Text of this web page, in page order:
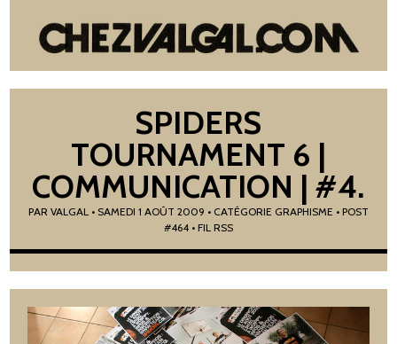
SPIDERS
TOURNAMENT 6 |
COMMUNICATION | #4.
PAR VALGAL• SAMEDI 1 AOÛT 2009 • CATÉGORIE GRAPHISME • POST
#464 • FIL RSS